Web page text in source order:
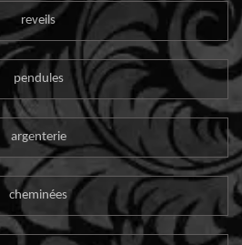
reveils
pendules
argenterie
cheminées